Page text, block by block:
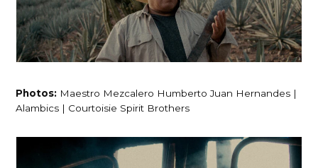
Photos: Maestro Mezcalero Humberto Juan Hernandes |
Alambics | Courtoisie Spirit Brothers